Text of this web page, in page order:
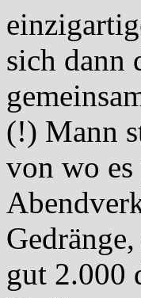
sich dann
(!) Mann
von wo es
gut 2.000